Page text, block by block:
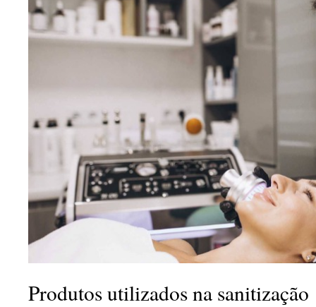
Produtos utilizados na sanitização